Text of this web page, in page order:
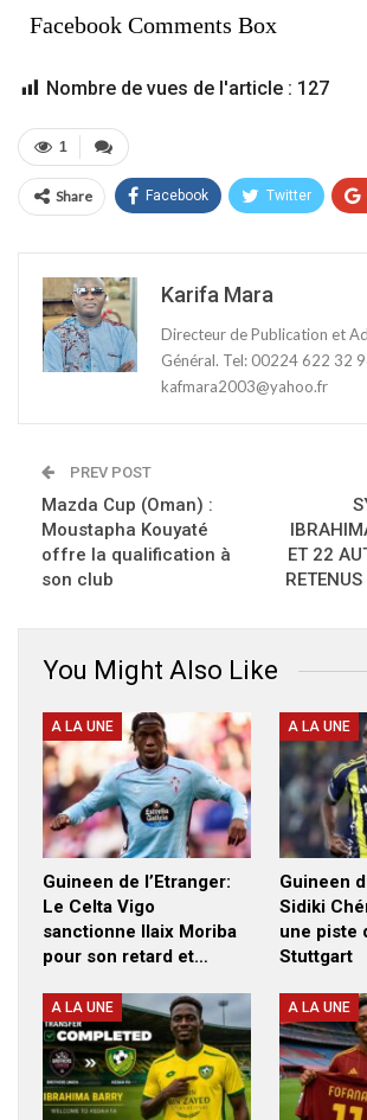
Facebook Comments Box
Nombre de vues de l'article : 127
1
Share Facebook Twitter
Karifa Mara
Directeur de Publication et
Général. Tel: 00224 622 32
kafmara2003@yahoo.fr
PREV POST
Mazda Cup (Oman) :
Moustapha Kouyaté
offre la qualification à
son club
ET 22
You Might Also Like
A LA UNE
Guineen de l’Etranger:
Le Celta Vigo
sanctionne Ilaix Moriba
pour son retard et…
A LA UNE
Guineen
Sidiki
une piste
Stuttgart
A LA UNE A LA UNE